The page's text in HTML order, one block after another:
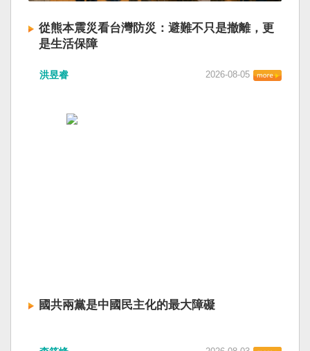
從熊本震災看台灣防災：避難不只是撤離，更
是生活保障
洪昱睿 2026-08-05
國共兩黨是中國民主化的最大障礙